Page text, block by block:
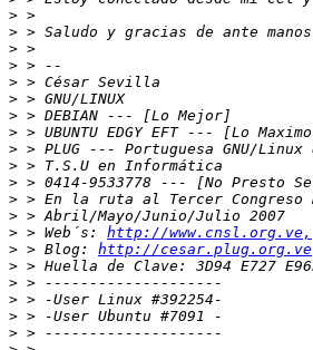
>
>
>
>
>
>
>
>
>
>
>
>
>
> > Web´s: http://www.cnsl.org.ve,
> > Blog: http://cesar.plug.org.ve
>
>
>
>
>